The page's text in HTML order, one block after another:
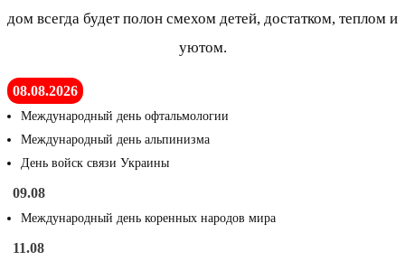
дом всегда будет полон смехом детей, достатком, теплом и
уютом.
08.08.2026
Международный день офтальмологии
Международный день альпинизма
День войск связи Украины
09.08
Международный день коренных народов мира
11.08